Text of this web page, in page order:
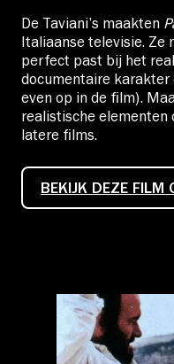
De Taviani’s maakten
Italiaanse televisie. Ze
perfect past bij het
documentaire karakter
even op in de film).
realistische elementen
latere films.
BEKIJK DEZE FILM